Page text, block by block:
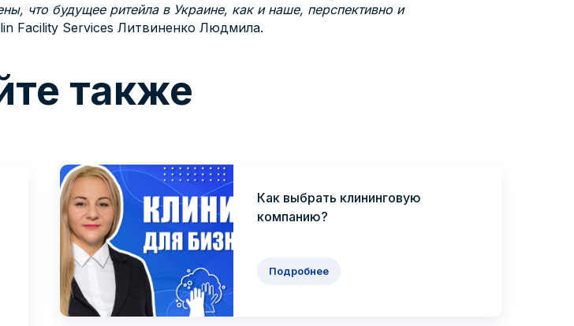
что будущее ритейла в Украине, как и наше, перспективно и
Facility Services Литвиненко Людмила.
также
Как выбрать клининговую
компанию?
Подробнее